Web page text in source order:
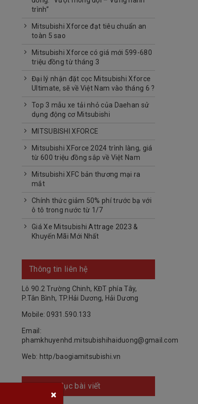
trình”
Mitsubishi Xforce đạt tiêu chuẩn an
toàn 5 sao
Mitsubishi Xforce có giá mới 599-680
triệu đồng từ tháng 3
Đại lý nhận đặt cọc Mitsubishi Xforce
Ultimate, sẽ về Việt Nam vào tháng 6 ?
Top 3 mẫu xe tải nhỏ của Daehan sử
dụng động cơ Mitsubishi
MITSUBISHI XFORCE
Mitsubishi XForce 2024 trình làng, giá
từ 600 triệu đồng sắp về Việt Nam
Mitsubishi XFC bản thương mại ra
mắt
Chính thức giảm 50% phí trước bạ với
ô tô trong nước từ 1/7
Giá Xe Mitsubishi Attrage 2023 &
Khuyến Mãi Mới Nhất
Thông tin liên hệ
Lô 90.2 Trường Chinh, KĐT phía Tây,
P.Tân Bình, TP.Hải Dương, Hải Dương
Mobile: 0931.590.133
Email:
phamkhuyenhd.mitsubishihaiduong@gmail.com
Web: http/baogiamitsubishi.vn
Chuyên mục bài viết
×